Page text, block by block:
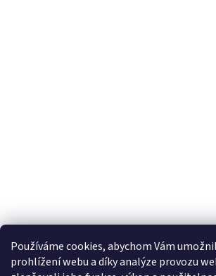
Používáme cookies, abychom Vám
prohlížení webu a díky analýze provozu